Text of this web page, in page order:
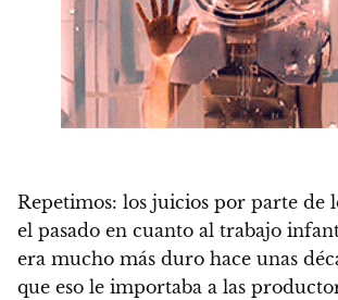
Repetimos: los juicios por parte de
el pasado en cuanto al trabajo
era mucho más duro hace unas
que eso le importaba a las